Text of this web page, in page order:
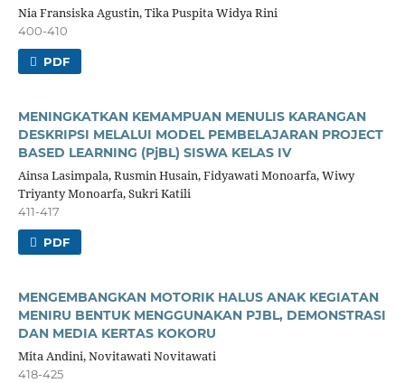
Nia Fransiska Agustin, Tika Puspita Widya Rini
400-410
PDF
MENINGKATKAN KEMAMPUAN MENULIS KARANGAN
DESKRIPSI MELALUI MODEL PEMBELAJARAN PROJECT
BASED LEARNING (PjBL) SISWA KELAS IV
Ainsa Lasimpala, Rusmin Husain, Fidyawati Monoarfa, Wiwy
Triyanty Monoarfa, Sukri Katili
411-417
PDF
MENGEMBANGKAN MOTORIK HALUS ANAK KEGIATAN
MENIRU BENTUK MENGGUNAKAN PJBL, DEMONSTRASI
DAN MEDIA KERTAS KOKORU
Mita Andini, Novitawati Novitawati
418-425